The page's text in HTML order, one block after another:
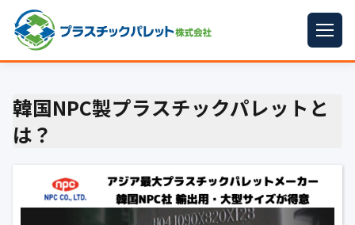
パレットサイズ
プラパレット
コンテナ
韓国NPC製プラスチックパレットと
は？